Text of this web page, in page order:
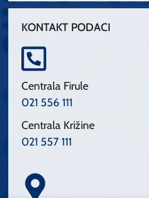
KONTAKT PODACI
Centrala Firule
021 556 111
Centrala Križine
021 557 111